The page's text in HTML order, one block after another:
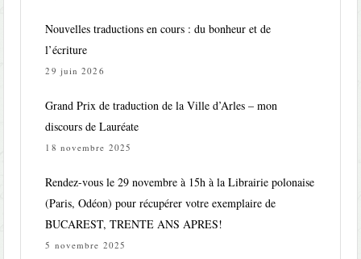
Nouvelles traductions en cours : du bonheur et de
l’écriture
29 juin 2026
Grand Prix de traduction de la Ville d’Arles – mon
discours de Lauréate
18 novembre 2025
Rendez-vous le 29 novembre à 15h à la Librairie polonaise
(Paris, Odéon) pour récupérer votre exemplaire de
BUCAREST, TRENTE ANS APRES!
5 novembre 2025